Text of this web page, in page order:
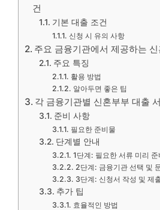
건
기본 대출 조건
신청 시 유의 사항
주요 금융기관에서 제공하는
주요 특징
활용 방법
알아두면 좋은 팁
각 금융기관별 신혼부부 대출
준비 사항
필요한 준비물
단계별 안내
1단계: 필요한 서류 미리 준
2단계: 금융기관 선택 및
3단계: 신청서 작성 및 제
추가 팁
효율적인 방법